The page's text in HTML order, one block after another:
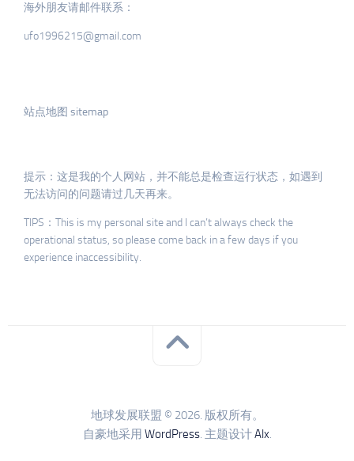
海外朋友请邮件联系：
ufo1996215@gmail.com
站点地图 sitemap
提示：这是我的个人网站，并不能总是检查运行状态，如遇到
无法访问的问题请过几天再来。
TIPS：This is my personal site and I can’t always check the
operational status, so please come back in a few days if you
experience inaccessibility.
地球发展联盟 © 2026. 版权所有。
自豪地采用 WordPress. 主题设计Alx.